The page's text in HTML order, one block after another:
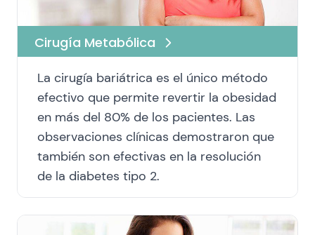
Cirugía Metabólica
La cirugía bariátrica es el único método
efectivo que permite revertir la obesidad
en más del 80% de los pacientes. Las
observaciones clínicas demostraron que
también son efectivas en la resolución
de la diabetes tipo 2.